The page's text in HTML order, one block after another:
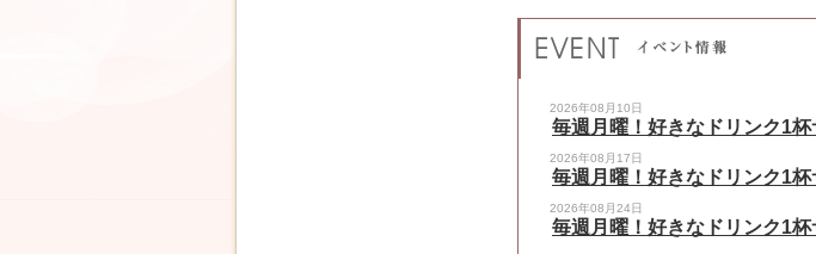
2026年08月10日
毎週月曜！好きなドリンク1
2026年08月17日
毎週月曜！好きなドリンク1
2026年08月24日
毎週月曜！好きなドリンク1